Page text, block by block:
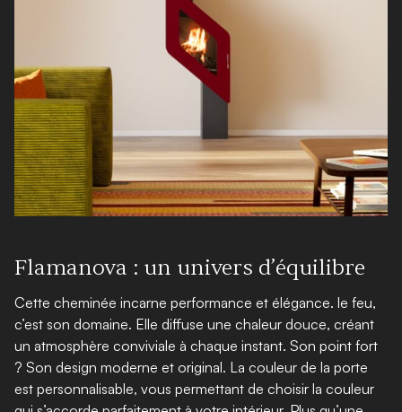
Flamanova : un univers d’équilibre
Cette cheminée incarne performance et élégance. le feu,
c’est son domaine. Elle diffuse une chaleur douce, créant
un atmosphère conviviale à chaque instant. Son point fort
? Son design moderne et original. La couleur de la porte
est personnalisable, vous permettant de choisir la couleur